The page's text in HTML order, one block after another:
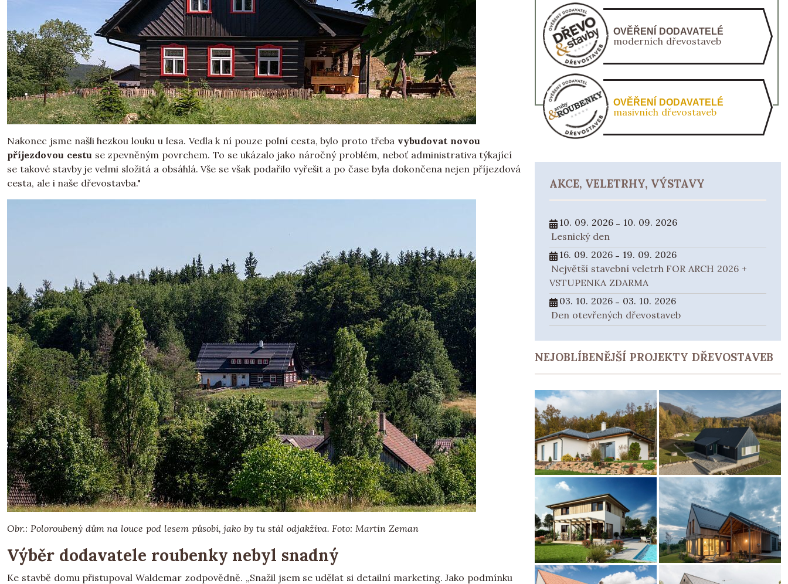
Nakonec jsme našli hezkou louku u lesa. Vedla k ní pouze polní cesta, bylo proto třeba vybudovat novou
příjezdovou cestu se zpevněným povrchem. To se ukázalo jako náročný problém, neboť administrativa týkající
se takové stavby je velmi složitá a obsáhlá. Vše se však podařilo vyřešit a po čase byla dokončena nejen příjezdová
cesta, ale i naše dřevostavba."
Obr.: Poloroubený dům na louce pod lesem působí, jako by tu stál odjakživa. Foto: Martin Zeman
Výběr dodavatele roubenky nebyl snadný
Ke stavbě domu přistupoval Waldemar zodpovědně. „Snažil jsem se udělat si detailní marketing. Jako podmínku
OVĚŘENÍ DODAVATELÉ
moderních dřevostaveb
OVĚŘENÍ DODAVATELÉ
masivních dřevostaveb
AKCE, VELETRHY, VÝSTAVY
10. 09. 2026- 10. 09. 2026
Lesnický den
16. 09. 2026- 19. 09. 2026
Největší stavební veletrh FOR ARCH 2026 +
VSTUPENKA ZDARMA
03. 10. 2026- 03. 10. 2026
Den otevřených dřevostaveb
NEJOBLÍBENĚJŠÍ PROJEKTY DŘEVOSTAVEB